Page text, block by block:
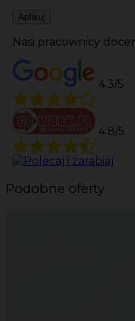
Aplikuj
Nasi pracownicy
4.3/5
4.8/5
Podobne oferty